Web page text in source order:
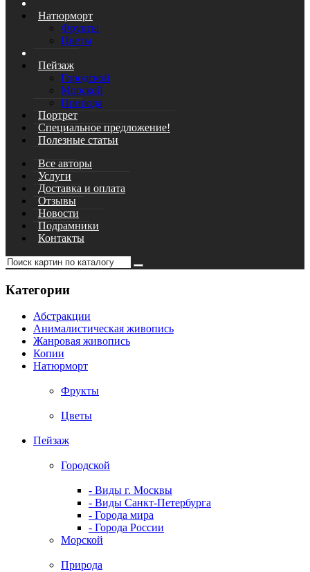
Натюрморт
Фрукты
Цветы
Пейзаж
Городской
Морской
Природа
Портрет
Специальное предложение!
Полезные статьи
Все авторы
Услуги
Доставка и оплата
Отзывы
Новости
Подрамники
Контакты
Категории
Абстракции
Анималистическая живопись
Жанровая живопись
Копии
Натюрморт
Фрукты
Цветы
Пейзаж
Городской
- Виды г. Москвы
- Виды Санкт-Петербурга
- Города мира
- Города России
Морской
Природа